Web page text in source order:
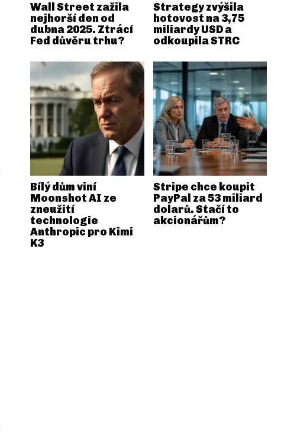
Wall Street zažila
nejhorší den od
dubna 2025. Ztrácí
Fed důvěru trhu?
Strategy zvýšila
hotovost na 3,75
miliardy USD a
odkoupila STRC
Bílý dům viní
Moonshot AI ze
zneužití
technologie
Anthropic pro Kimi
K3
Stripe chce koupit
PayPal za 53 miliard
dolarů. Stačí to
akcionářům?